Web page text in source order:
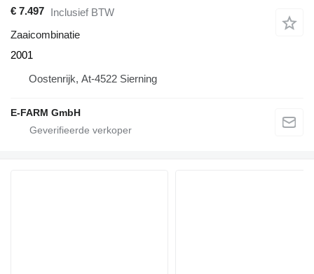
€ 7.497 Inclusief BTW
Zaaicombinatie
2001
Oostenrijk, At-4522 Sierning
E-FARM GmbH